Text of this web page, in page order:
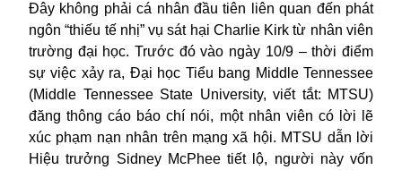
Đây không phải cá nhân đầu tiên liên quan đến phát
ngôn “thiếu tế nhị” vụ sát hại Charlie Kirk từ nhân viên
trường đại học. Trước đó vào ngày 10/9 – thời điểm
sự việc xảy ra, Đại học Tiểu bang Middle Tennessee
(Middle Tennessee State University, viết tắt: MTSU)
đăng thông cáo báo chí nói, một nhân viên có lời lẽ
xúc phạm nạn nhân trên mạng xã hội. MTSU dẫn lời
Hiệu trưởng Sidney McPhee tiết lộ, người này vốn